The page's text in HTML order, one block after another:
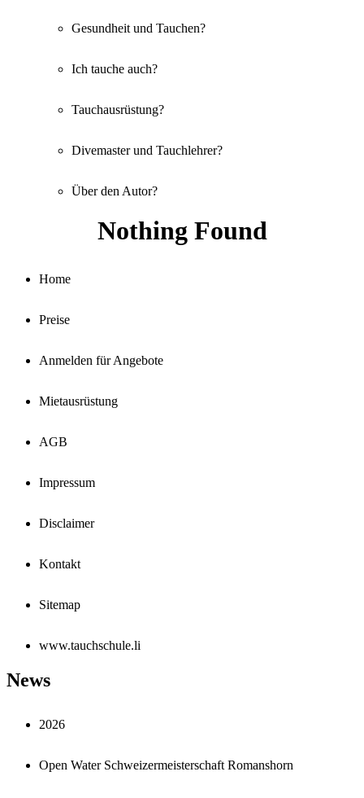
Gesundheit und Tauchen?
Ich tauche auch?
Tauchausrüstung?
Divemaster und Tauchlehrer?
Über den Autor?
Nothing Found
Home
Preise
Anmelden für Angebote
Mietausrüstung
AGB
Impressum
Disclaimer
Kontakt
Sitemap
www.tauchschule.li
News
2026
Open Water Schweizermeisterschaft Romanshorn